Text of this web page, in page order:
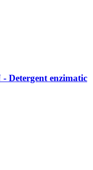
Detergent enzimatic